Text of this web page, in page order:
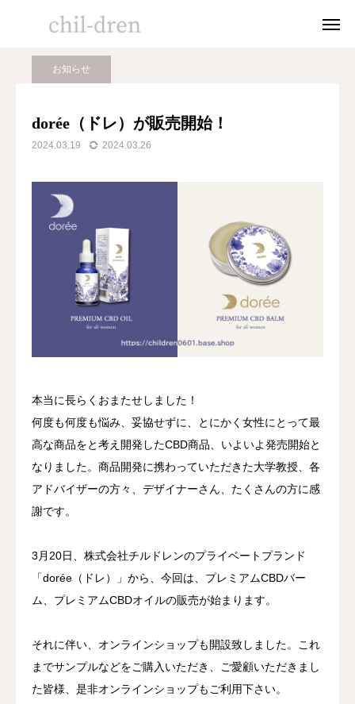
BLOG お知らせ
お知らせ
dorée（ドレ）が販売開始！
2024.03.19 2024.03.26
本当に長らくおまたせしました！
何度も何度も悩み、妥協せずに、とにかく女性にとって最
高な商品をと考え開発したCBD商品、いよいよ発売開始と
なりました。商品開発に携わっていただきた大学教授、各
アドバイザーの方々、デザイナーさん、たくさんの方に感
謝です。
3月20日、株式会社チルドレンのプライベートプランド
「dorée（ドレ）」から、今回は、プレミアムCBDバー
ム、プレミアムCBDオイルの販売が始まります。
それに伴い、オンラインショップも開設致しました。これ
までサンプルなどをご購入いただき、ご愛顧いただきまし
た皆様、是非オンラインショップもご利用下さい。
ABOUT
PRODUCTS
Online shop